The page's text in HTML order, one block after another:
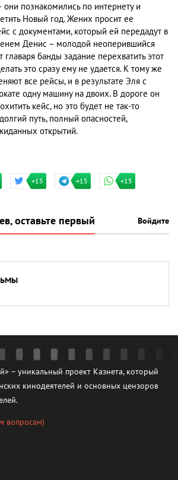
познакомились по интернету и
Новый год. Жених просит ее
с документами, который ей передадут в
Денис – молодой неоперившийся
главаря банды задание перехватить этот
это сразу ему не удается. К тому же
все рейсы, и в результате Эля с
одну машину на двоих. В дороге он
кейс, но это будет не так-то
путь, полный опасностей,
открытий.
+15 +15 +15
оставьте первый Войдите
– уникальный проект Казнета, который
кинодеятелей и основных цензоров
вопросам)